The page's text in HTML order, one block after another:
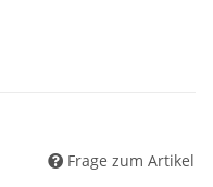
Frage zum Artikel